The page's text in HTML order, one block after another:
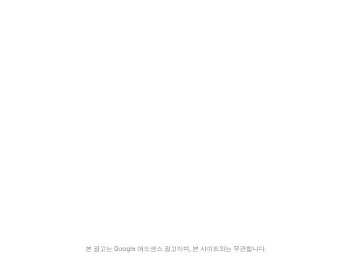
본 광고는 Google 애드센스 광고이며, 본 사이트와는 무관합니다.